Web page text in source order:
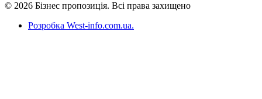
© 2026 Бізнес пропозиція. Всі права захищено
Розробка West-info.com.ua.